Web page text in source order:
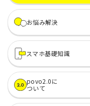
お悩み解決
スマホ基礎知識
povo2.0に
ついて